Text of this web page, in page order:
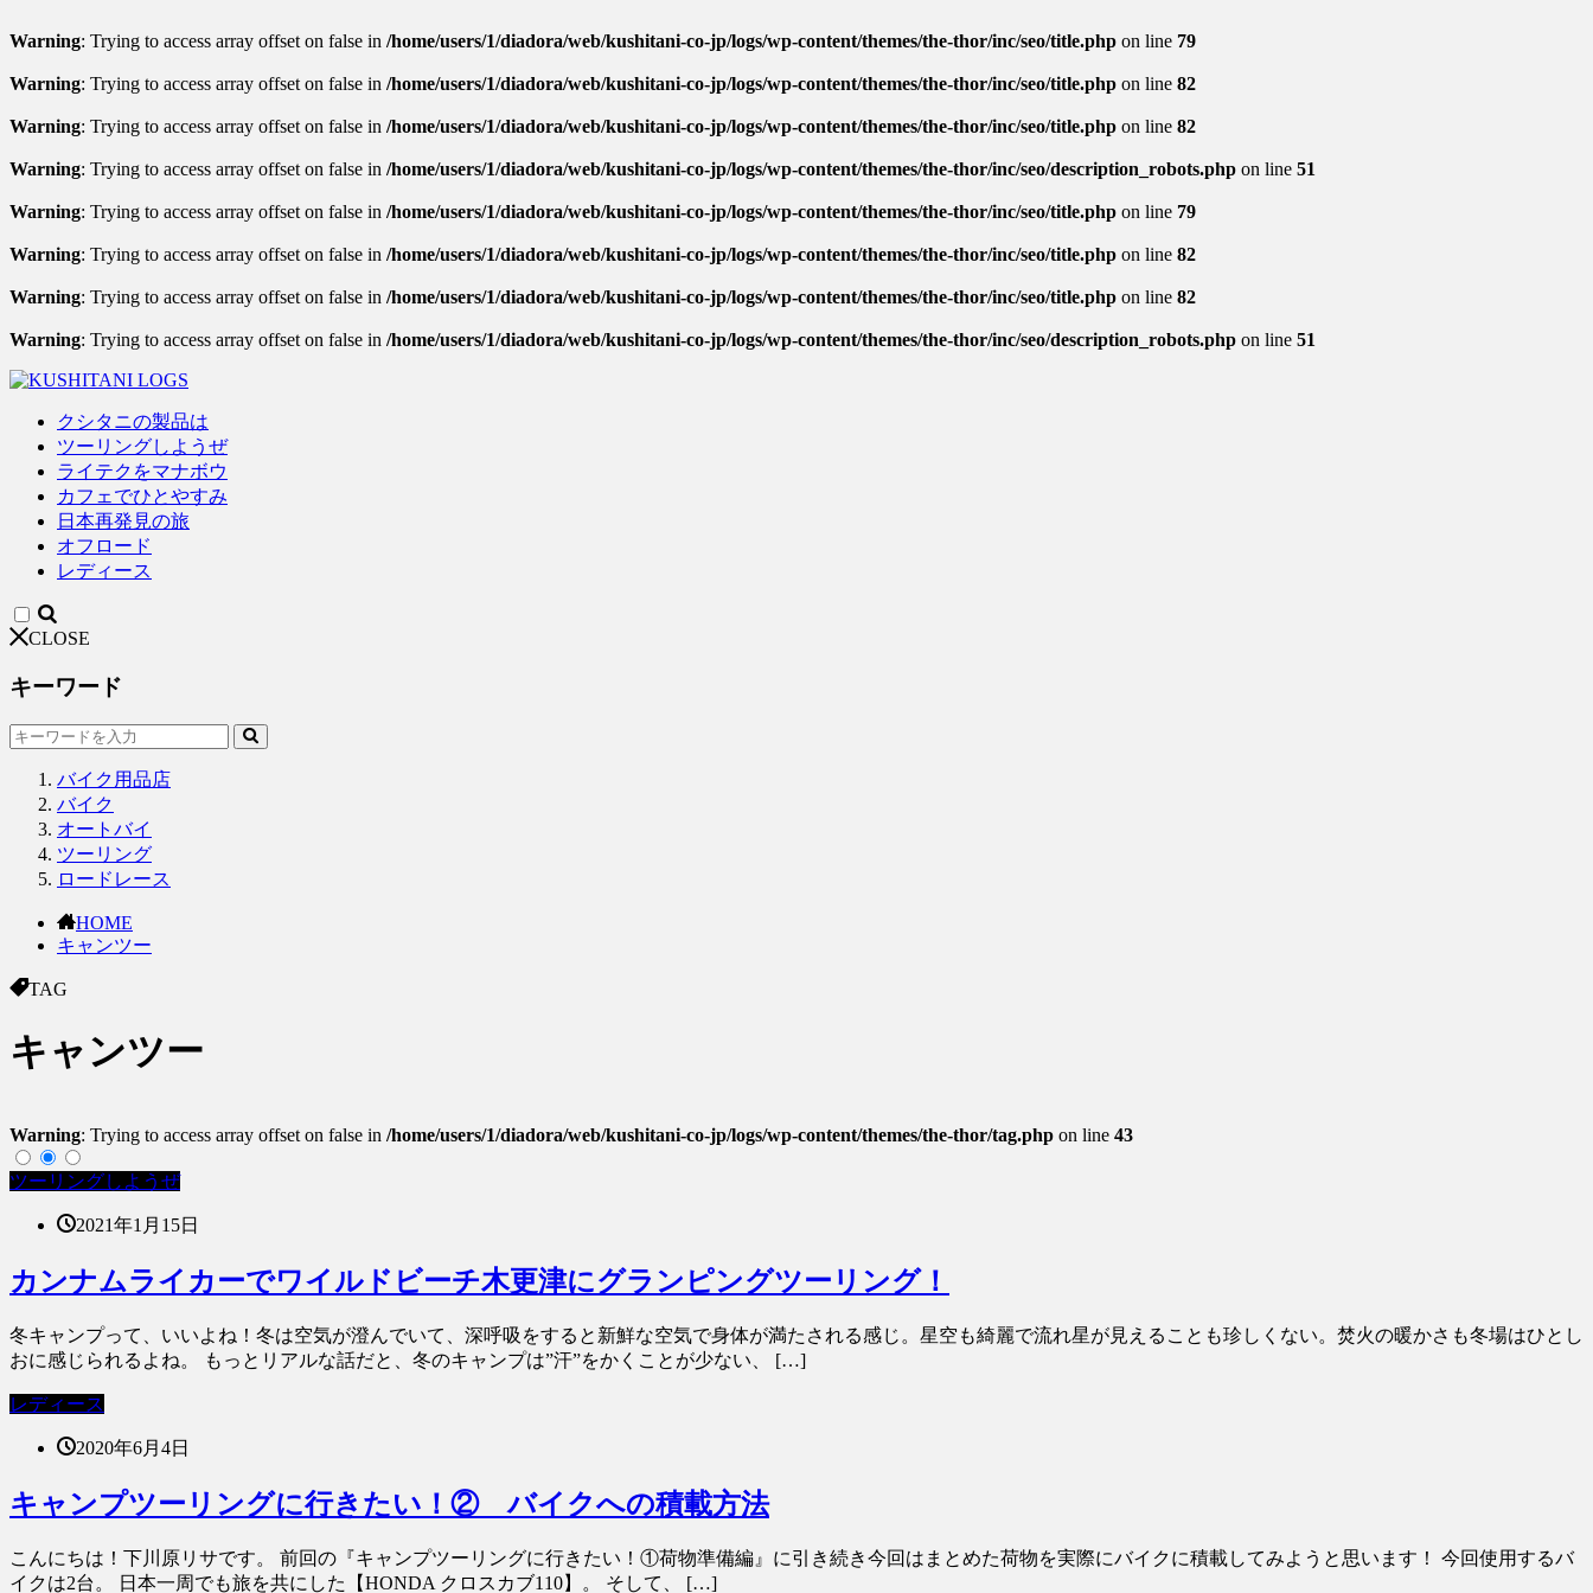
Warning: Trying to access array offset on false in /home/users/1/diadora/web/kushitani-co-jp/logs/wp-content/themes/the-thor/inc/seo/title.php on line 79
Warning: Trying to access array offset on false in /home/users/1/diadora/web/kushitani-co-jp/logs/wp-content/themes/the-thor/inc/seo/title.php on line 82
Warning: Trying to access array offset on false in /home/users/1/diadora/web/kushitani-co-jp/logs/wp-content/themes/the-thor/inc/seo/title.php on line 82
Warning: Trying to access array offset on false in /home/users/1/diadora/web/kushitani-co-jp/logs/wp-content/themes/the-thor/inc/seo/description_robots.php on line 51
Warning: Trying to access array offset on false in /home/users/1/diadora/web/kushitani-co-jp/logs/wp-content/themes/the-thor/inc/seo/title.php on line 79
Warning: Trying to access array offset on false in /home/users/1/diadora/web/kushitani-co-jp/logs/wp-content/themes/the-thor/inc/seo/title.php on line 82
Warning: Trying to access array offset on false in /home/users/1/diadora/web/kushitani-co-jp/logs/wp-content/themes/the-thor/inc/seo/title.php on line 82
Warning: Trying to access array offset on false in /home/users/1/diadora/web/kushitani-co-jp/logs/wp-content/themes/the-thor/inc/seo/description_robots.php on line 51
クシタニの製品は
ツーリングしようぜ
ライテクをマナボウ
カフェでひとやすみ
日本再発見の旅
オフロード
レディース
CLOSE
キーワード
バイク用品店
バイク
オートバイ
ツーリング
ロードレース
HOME
キャンツー
TAG
キャンツー
Warning: Trying to access array offset on false in /home/users/1/diadora/web/kushitani-co-jp/logs/wp-content/themes/the-thor/tag.php on line 43
ツーリングしようぜ
2021年1月15日
カンナムライカーでワイルドビーチ木更津にグランピングツーリング！
冬キャンプって、いいよね！冬は空気が澄んでいて、深呼吸をすると新鮮な空気で身体が満たされる感じ。星空も綺麗で流れ星が見えることも珍しくない。焚火の暖かさも冬場はひとし
おに感じられるよね。 もっとリアルな話だと、冬のキャンプは”汗”をかくことが少ない、 […]
レディース
2020年6月4日
キャンプツーリングに行きたい！② バイクへの積載方法
こんにちは！下川原リサです。 前回の『キャンプツーリングに行きたい！①荷物準備編』に引き続き今回はまとめた荷物を実際にバイクに積載してみようと思います！ 今回使用するバ
イクは2台。 日本一周でも旅を共にした【HONDA クロスカブ110】。 そして、 […]